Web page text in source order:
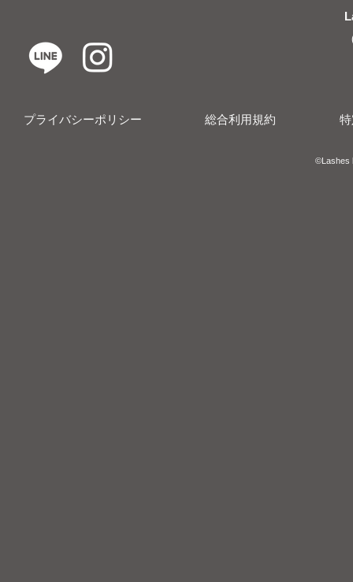
プライバシーポリシー 総合利用規約
​​©︎Lashes